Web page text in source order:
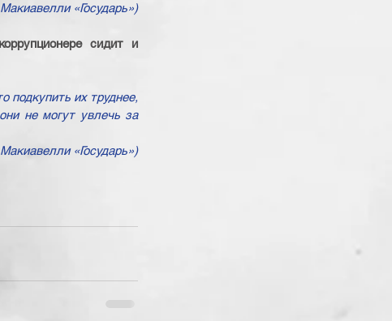
«Государь»)
сидит и
подкупить их труднее,
не могут увлечь за
«Государь»)